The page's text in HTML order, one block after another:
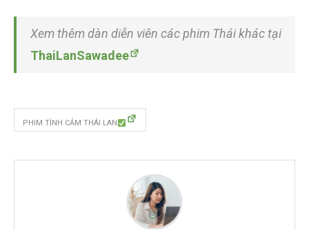
Xem thêm dàn diễn viên các phim Thái khác tại
ThaiLanSawadee
PHIM TÌNH CẢM THÁI LAN